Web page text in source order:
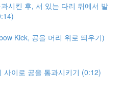
시킨 후, 서 있는 다리 뒤에서 발
Kick, 공을 머리 위로 띄우기)
사이로 공을 통과시키기 (0:12)